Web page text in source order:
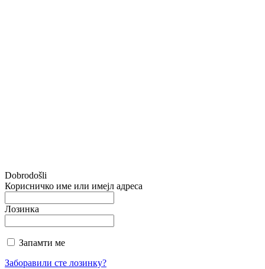
Dobrodošli
Корисничко име или имејл адреса
Лозинка
Запамти ме
Заборавили сте лозинку?